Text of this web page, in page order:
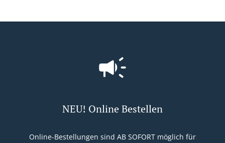
NEU! Online Bestellen
Online-Bestellungen sind AB SOFORT möglich für